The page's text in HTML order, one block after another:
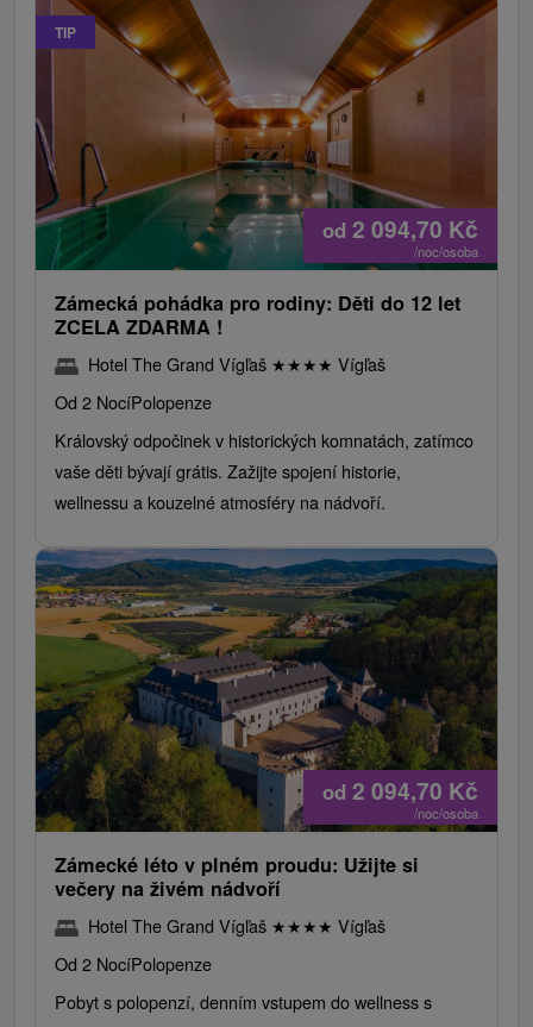
TIP
od 2 094,70 Kč
/noc/osoba
Zámecká pohádka pro rodiny: Děti do 12 let
ZCELA ZDARMA !
Hotel The Grand Vígľaš ★★★★ Vígľaš
Od 2 NocíPolopenze
Královský odpočinek v historických komnatách, zatímco
vaše děti bývají grátis. Zažijte spojení historie,
wellnessu a kouzelné atmosféry na nádvoří.
od 2 094,70 Kč
/noc/osoba
Zámecké léto v plném proudu: Užijte si
večery na živém nádvoří
Hotel The Grand Vígľaš ★★★★ Vígľaš
Od 2 NocíPolopenze
Pobyt s polopenzí, denním vstupem do wellness s